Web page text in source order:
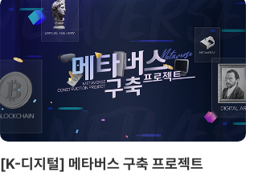
[K-디지털] 메타버스 구축 프로젝트